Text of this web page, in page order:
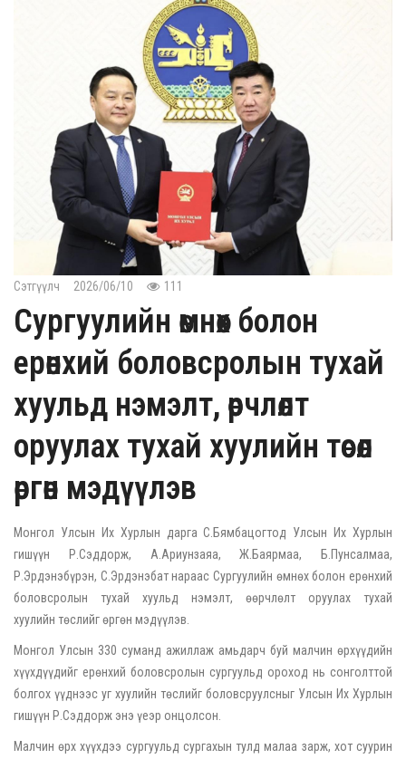
Сэтгүүлч 2026/06/10 111
Сургуулийн өмнөх болон
ерөнхий боловсролын тухай
хуульд нэмэлт, өөрчлөлт
оруулах тухай хуулийн төсөл
өргөн мэдүүлэв
Монгол Улсын Их Хурлын дарга С.Бямбацогтод Улсын Их Хурлын
гишүүн Р.Сэддорж, А.Ариунзаяа, Ж.Баярмаа, Б.Пунсалмаа,
Р.Эрдэнэбүрэн, С.Эрдэнэбат нараас Сургуулийн өмнөх болон ерөнхий
боловсролын тухай хуульд нэмэлт, өөрчлөлт оруулах тухай
хуулийн төслийг өргөн мэдүүлэв.
Монгол Улсын 330 суманд ажиллаж амьдарч буй малчин өрхүүдийн
хүүхдүүдийг ерөнхий боловсролын сургуульд ороход нь сонголттой
болгох үүднээс уг хуулийн төслийг боловсруулсныг Улсын Их Хурлын
гишүүн Р.Сэддорж энэ үеэр онцолсон.
Малчин өрх хүүхдээ сургуульд сургахын тулд малаа зарж, хот суурин